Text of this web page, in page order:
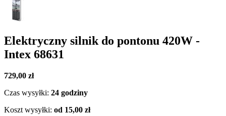
Elektryczny silnik do pontonu 420W -
Intex 68631
729,00 zł
Czas wysyłki: 24 godziny
Koszt wysyłki: od 15,00 zł